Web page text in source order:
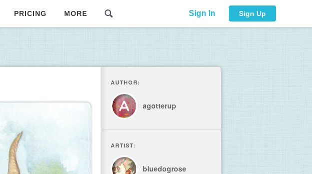
PRICING MORE Sign In Sign Up
AUTHOR:
agotterup
ARTIST:
bluedogrose